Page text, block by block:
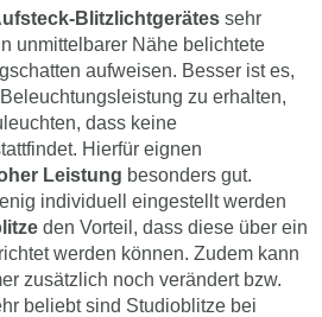
Blitzlichtgerätes sehr
unmittelbarer Nähe belichtete
aufweisen. Besser ist es,
zu erhalten,
dass keine
Hierfür eignen
Leistung besonders gut.
individuell eingestellt werden
den Vorteil, dass diese über ein
werden können. Zudem kann
zusätzlich noch verändert bzw.
beliebt sind Studioblitze bei